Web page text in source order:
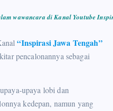
wawancara di Kanal Youtube
“Inspirasi Jawa Tengah”
pencalonannya sebagai
upaya lobi dan
kedepan, namun yang